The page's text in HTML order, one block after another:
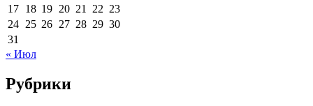
17 18 19 20 21 22 23
24 25 26 27 28 29 30
31
« Июл
Рубрики